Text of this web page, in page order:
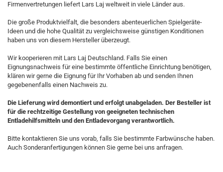
Firmenvertretungen liefert Lars Laj weltweit in viele Länder aus.
Die große Produktvielfalt, die besonders abenteuerlichen Spielgeräte-
Ideen und die hohe Qualität zu vergleichsweise günstigen Konditionen
haben uns von diesem Hersteller überzeugt.
Wir kooperieren mit Lars Laj Deutschland. Falls Sie einen
Eignungsnachweis für eine bestimmte öffentliche Einrichtung benötigen,
klären wir gerne die Eignung für Ihr Vorhaben ab und senden Ihnen
gegebenenfalls einen Nachweis zu.
Die Lieferung wird demontiert und erfolgt unabgeladen. Der Besteller ist
für die rechtzeitige Gestellung von geeigneten technischen
Entladehilfsmitteln und den Entladevorgang verantwortlich.
Bitte kontaktieren Sie uns vorab, falls Sie bestimmte Farbwünsche haben.
Auch Sonderanfertigungen können Sie gerne bei uns anfragen.